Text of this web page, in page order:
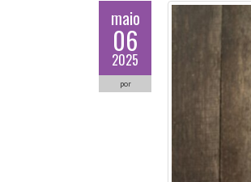
maio
06
2025
por